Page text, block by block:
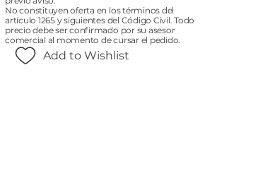
Add to Wishlist
No constituyen oferta en los términos del
artículo 1265 y siguientes del Código Civil. Todo
precio debe ser confirmado por su asesor
comercial al momento de cursar el pedido.